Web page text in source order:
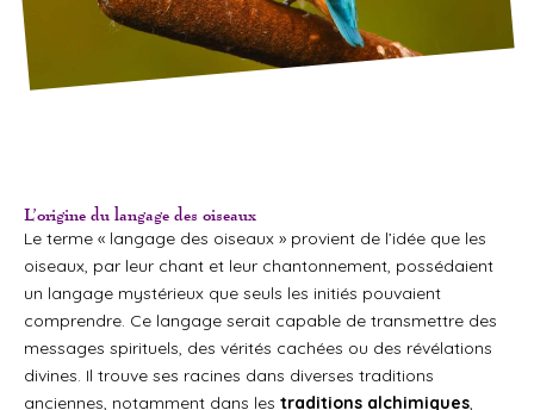
L’origine du langage des oiseaux
Le terme « langage des oiseaux » provient de l’idée que les
oiseaux, par leur chant et leur chantonnement, possédaient
un langage mystérieux que seuls les initiés pouvaient
comprendre. Ce langage serait capable de transmettre des
messages spirituels, des vérités cachées ou des révélations
divines. Il trouve ses racines dans diverses traditions
anciennes, notamment dans les traditions alchimiques